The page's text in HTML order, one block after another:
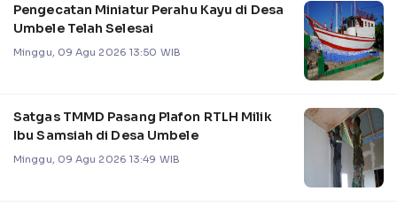
Pengecatan Miniatur Perahu Kayu di Desa
Umbele Telah Selesai
Minggu, 09 Agu 2026 13:50 WIB
Satgas TMMD Pasang Plafon RTLH Milik
Ibu Samsiah di Desa Umbele
Minggu, 09 Agu 2026 13:49 WIB